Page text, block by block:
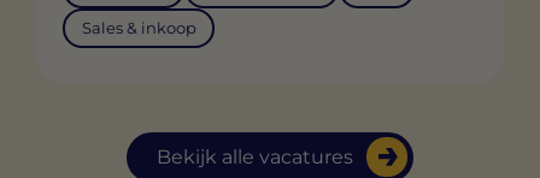
Bekijk alle vacatures
Sales & inkoop